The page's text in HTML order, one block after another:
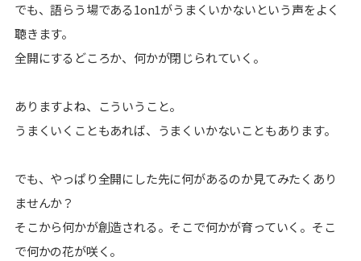
でも、語らう場である1on1がうまくいかないという声をよく
聴きます。
全開にするどころか、何かが閉じられていく。
ありますよね、こういうこと。
うまくいくこともあれば、うまくいかないこともあります。
でも、やっぱり全開にした先に何があるのか見てみたくあり
ませんか？
そこから何かが創造される。そこで何かが育っていく。そこ
で何かの花が咲く。